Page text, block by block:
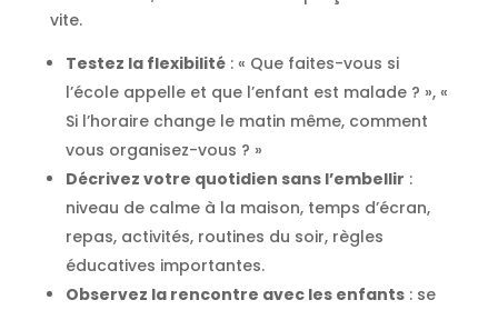
vite.
Testez la flexibilité: « Que faites-vous si
l’école appelle et que l’enfant est malade ? », «
Si l’horaire change le matin même, comment
vous organisez-vous ? »
Décrivez votre quotidien sans l’embellir :
niveau de calme à la maison, temps d’écran,
repas, activités, routines du soir, règles
éducatives importantes.
Observez la rencontre avec les enfants: se